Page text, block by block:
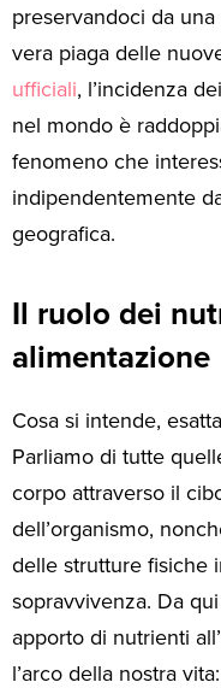
preservandoci da
vera piaga delle
ufficiali, l’incidenza
nel mondo è
fenomeno che
indipendentemente
geografica.
Il ruolo dei
alimentazione
Cosa si intende,
Parliamo di tutte
corpo attraverso il
dell’organismo,
delle strutture fisiche
sopravvivenza. Da
apporto di nutrienti
l’arco della nostra